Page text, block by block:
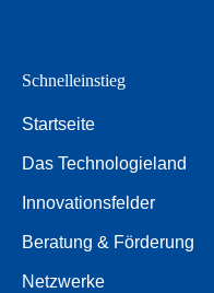
Schnelleinstieg
Startseite
Das Technologieland
Innovationsfelder
Beratung & Förderung
Netzwerke